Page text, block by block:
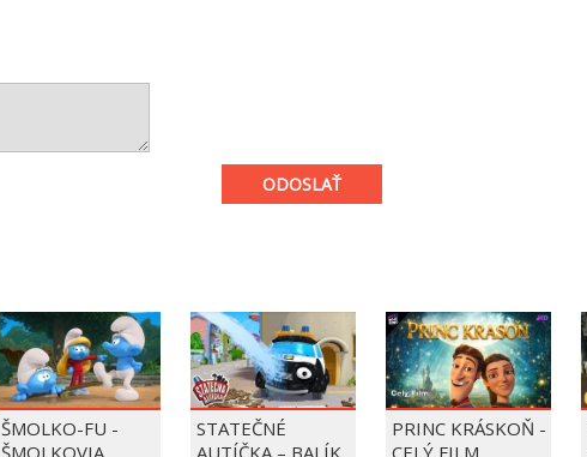
ODOSLAŤ
ŠMOLKO-FU -
ŠMOLKOVIA
STATEČNÉ
AUTÍČKA – BALÍK
PRINC KRÁSKOŇ -
CELÝ FILM